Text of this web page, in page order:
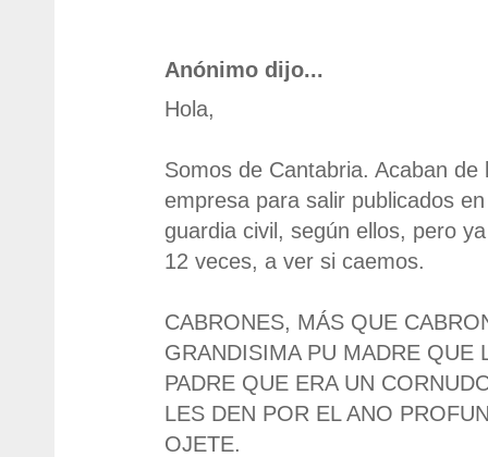
Anónimo dijo...
Hola,
Somos de Cantabria. Acaban de
empresa para salir publicados
guardia civil, según ellos, pero
12 veces, a ver si caemos.
CABRONES, MÁS QUE
GRANDISIMA PU MADRE QUE
PADRE QUE ERA UN
LES DEN POR EL ANO
OJETE.